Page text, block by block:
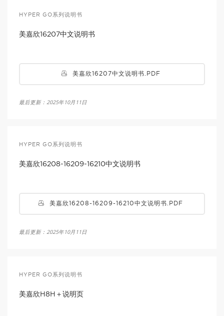
HYPER GO系列说明书
美嘉欣16207中文说明书
美嘉欣16207中文说明书.PDF
最后更新：2025年10月11日
HYPER GO系列说明书
美嘉欣16208-16209-16210中文说明书
美嘉欣16208-16209-16210中文说明书.PDF
最后更新：2025年10月11日
HYPER GO系列说明书
美嘉欣H8H＋说明页